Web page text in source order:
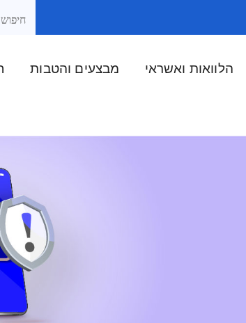
הלוואות ואשראי מבצעים והטבות